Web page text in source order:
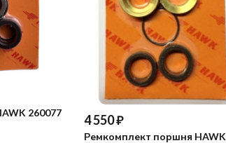
260077
4 550₽
Ремкомплект поршня HAWK